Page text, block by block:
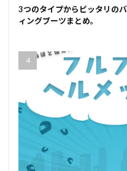
3つのタイプからピッタリの
ィングブーツまとめ。